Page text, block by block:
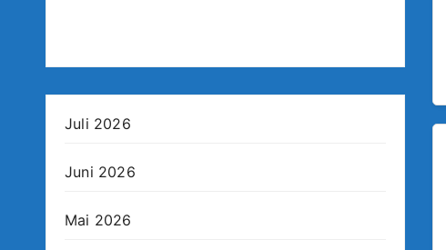
Juli 2026
Juni 2026
Mai 2026